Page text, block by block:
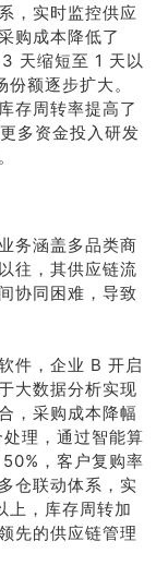
，实时监控供应
购成本降低了
天缩短至 1 天以
额逐步扩大。
存周转率提高了
多资金投入研发
务涵盖多品类商
往，其供应链流
协同困难，导致
件，企业 B 开启
大数据分析实现
，采购成本降幅
理，通过智能算
，客户复购率
仓联动体系，实
上，库存周转加
先的供应链管理